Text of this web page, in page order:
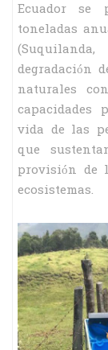
Ecuador se
toneladas
degradación
naturales
capacidades
vida de las
que
provisión de
ecosistemas.